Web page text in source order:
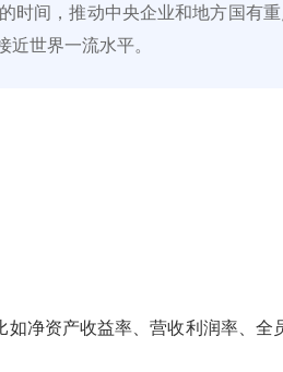
间，推动中央企业和地方国有
世界一流水平。
净资产收益率、营收利润率、全